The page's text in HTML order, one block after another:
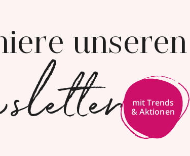
unseren
mit Trends
& Aktionen